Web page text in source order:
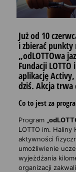
Już od 10
i zbierać punkty
„odLOTTOwa
Fundacji
aplikację
dziś. Akcja trwa
Co to jest za
Program
LOTTO im.
aktywności
umożliwienie
wyjeżdżania
organizacji